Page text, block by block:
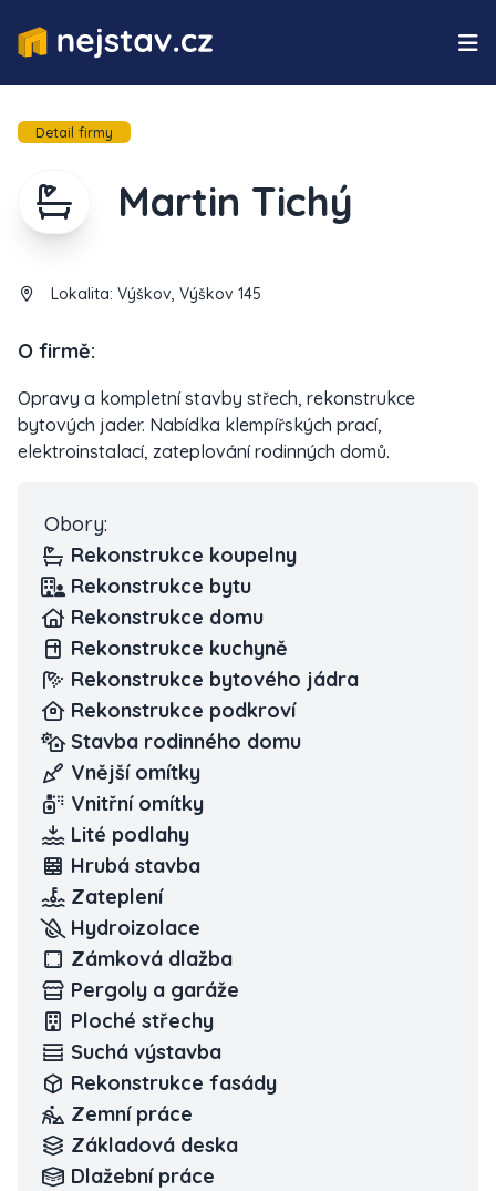
Detail firmy
Martin Tichý
Lokalita: Výškov, Výškov 145
O firmě:
Opravy a kompletní stavby střech, rekonstrukce
bytových jader. Nabídka klempířských prací,
elektroinstalací, zateplování rodinných domů.
Obory:
Rekonstrukce koupelny
Rekonstrukce bytu
Rekonstrukce domu
Rekonstrukce kuchyně
Rekonstrukce bytového jádra
Rekonstrukce podkroví
Stavba rodinného domu
Vnější omítky
Vnitřní omítky
Lité podlahy
Hrubá stavba
Zateplení
Hydroizolace
Zámková dlažba
Pergoly a garáže
Ploché střechy
Suchá výstavba
Rekonstrukce fasády
Zemní práce
Základová deska
Dlažební práce